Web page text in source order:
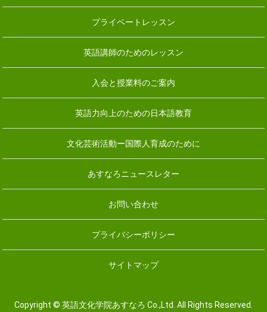
プライベートレッスン
英語講師のためのレッスン
入会と授業料のご案内
英語力向上のための日本語教育
文化芸術活動ー国際人育成のために
あすなろニュースレター
お問い合わせ
プライバシーポリシー
サイトマップ
Copyright © 英語文化学院あすなろ Co.,Ltd. All Rights Reserved.